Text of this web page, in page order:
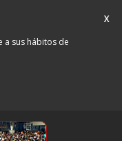
X
a sus hábitos de